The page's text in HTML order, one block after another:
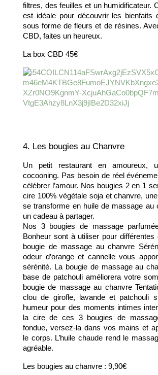
filtres, des feuilles et un humidificateur.
est idéale pour découvrir les bienfaits
sous forme de fleurs et de résines.
CBD, faites un heureux.
La box CBD 45€
4. Les bougies au Chanvre
Un petit restaurant en amoureux,
cocooning. Pas besoin de réel
célébrer l’amour. Nos bougies 2 en 1
cire 100% végétale soja et chanvre,
se transforme en huile de massage au
un cadeau à partager.
Nos 3 bougies de massage
Bonheur sont à utiliser pour
bougie de massage au chanvre
odeur d’orange et cannelle vous
sérénité. La bougie de massage au
base de patchouli améliorera votre
bougie de massage au chanvre
clou de girofle, lavande et patchouli
humeur pour des moments intimes
la cire de ces 3 bougies de
fondue, versez-la dans vos mains et
le corps. L’huile chaude rend le
agréable.
Les bougies au chanvre : 9,90€